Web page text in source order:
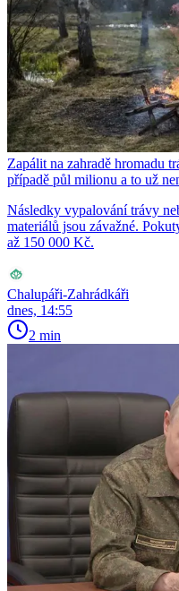
Zapálit na zahradě hromadu
případě půl milionu a to už
Následky vypalování trávy
materiálů jsou závažné.
až 150 000 Kč.
Chalupáři-Zahrádkáři
dnes, 14:55
2 min